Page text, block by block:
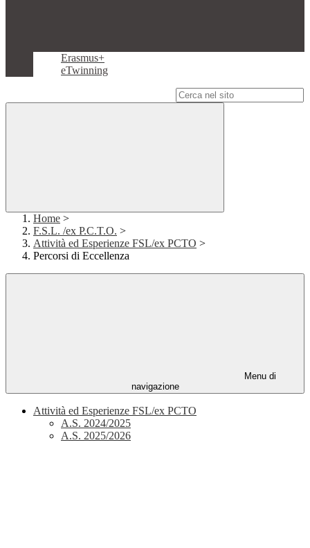
Erasmus+
eTwinning
Home >
F.S.L. /ex P.C.T.O. >
Attività ed Esperienze FSL/ex PCTO >
Percorsi di Eccellenza
Menu di
navigazione
Attività ed Esperienze FSL/ex PCTO
A.S. 2024/2025
A.S. 2025/2026